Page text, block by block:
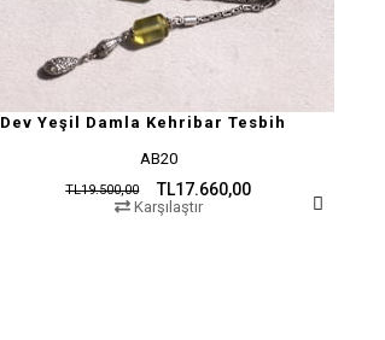
Dev Yeşil Damla Kehribar Tesbih
AB20
TL17.660,00
TL19.500,00
Karşılaştır